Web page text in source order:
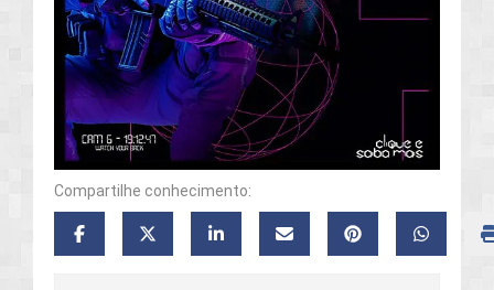
Compartilhe conhecimento: